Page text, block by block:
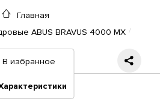
Главная
ABUS BRAVUS 4000 MX
В избранное